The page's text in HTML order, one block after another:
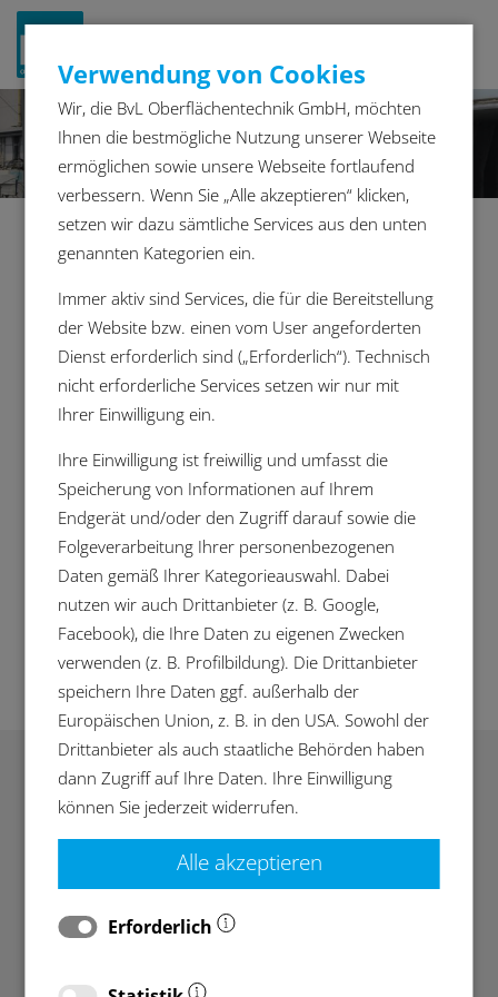
Fahrwerk
Umfassende Reinigung von Achsenbrücken:
Niagara
Ein speziell designter Warenträger ermöglicht das
schwer zugänglichen Innenkanäle der Bauteile
werden durch ein gezielt ausgerichtetes
Düsensystem in der Waschkammer gereinigt und
gespült. Eine vollautomatisierte Rollenbahn
transportiert die Achsenbrücken nach der
Reinigung zu einem externen Vakuumtrockner.
Intelligente
Reinigungsanlage für
Achseinschubgehäuse
innenliegende, komplexe Geometrien:
Bauteil ein und entfernt so gezielt Partikel
Verwendung von Cookies
Wir, die BvL Oberflächentechnik GmbH, möchten
Ihnen die bestmögliche Nutzung unserer Webseite
ermöglichen sowie unsere Webseite fortlaufend
verbessern. Wenn Sie „Alle akzeptieren“ klicken,
setzen wir dazu sämtliche Services aus den unten
genannten Kategorien ein.
Immer aktiv sind Services, die für die Bereitstellung
der Website bzw. einen vom User angeforderten
Dienst erforderlich sind („Erforderlich“). Technisch
nicht erforderliche Services setzen wir nur mit
Ihrer Einwilligung ein.
Ihre Einwilligung ist freiwillig und umfasst die
Speicherung von Informationen auf Ihrem
Endgerät und/oder den Zugriff darauf sowie die
Folgeverarbeitung Ihrer personenbezogenen
Daten gemäß Ihrer Kategorieauswahl. Dabei
nutzen wir auch Drittanbieter (z. B. Google,
Facebook), die Ihre Daten zu eigenen Zwecken
verwenden (z. B. Profilbildung). Die Drittanbieter
speichern Ihre Daten ggf. außerhalb der
Europäischen Union, z. B. in den USA. Sowohl der
Drittanbieter als auch staatliche Behörden haben
dann Zugriff auf Ihre Daten. Ihre Einwilligung
können Sie jederzeit widerrufen.
Alle akzeptieren
Erforderlich